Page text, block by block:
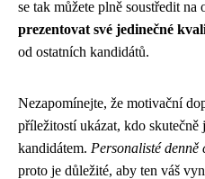
se tak můžete plně soustředit na
prezentovat své jedinečné
od ostatních kandidátů.
Nezapomínejte, že motivační
příležitostí ukázat, kdo
kandidátem. Personalisté
proto je důležité, aby ten váš